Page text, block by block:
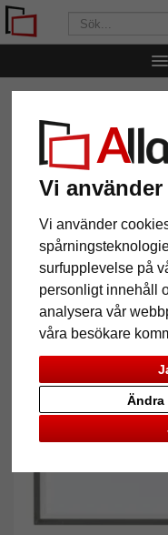
Vi
Vi använder
surfupplevelse på
personligt innehåll
analysera vår
våra besökare
Träram Belfort
Tillbaka